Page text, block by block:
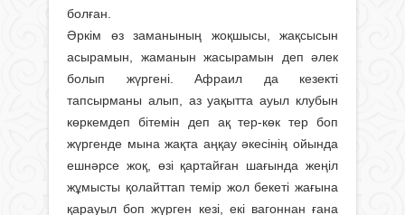
болған.
Әркім өз заманының жоқшысы, жақ­сысын
асырамын, жаманын жасырамын деп әлек
болып жүргені. Афраил да кезекті
тапсырманы алып, аз уақытта ауыл клубын
көркемдеп бітемін деп ақ тер-көк тер боп
жүргенде мына жақта аңқау әкесінің ойында
ешнәрсе жоқ, өзі қартайған шағында жеңіл
жұмысты қолайттап темір жол бекеті жағына
қарауыл боп жүрген кезі, екі вагоннан ғана